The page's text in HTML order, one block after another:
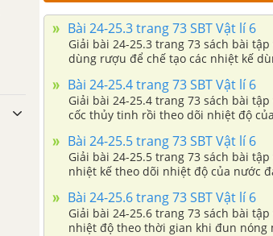
Bài 24-25.3 trang 73 SBT Vật lí 6
Giải bài 24-25.3 trang 73 sách bài
dùng rượu để chế tạo các nhiệt kế
Bài 24-25.4 trang 73 SBT Vật lí 6
Giải bài 24-25.4 trang 73 sách bài
cốc thủy tinh rồi theo dõi nhiệt độ
Bài 24-25.5 trang 73 SBT Vật lí 6
Giải bài 24-25.5 trang 73 sách bài
nhiệt kế theo dõi nhiệt độ của nước
Bài 24-25.6 trang 73 SBT Vật lí 6
Giải bài 24-25.6 trang 73 sách bài
nhiệt độ theo thời gian khi đun nóng